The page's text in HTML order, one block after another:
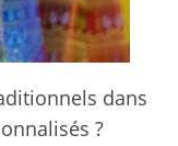
dans
?